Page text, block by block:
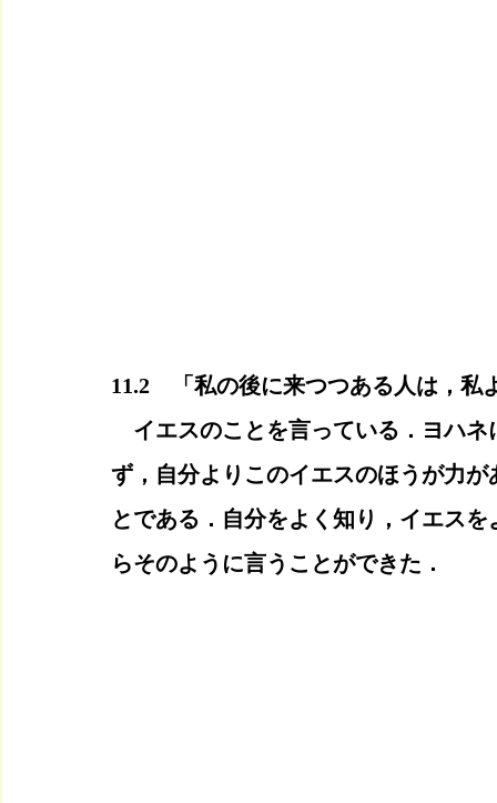
11.2　「私の後に来つつある人は，私
イエスのことを言っている．ヨハネ
ず，自分よりこのイエスのほうが力
とである．自分をよく知り，イエス
らそのように言うことができた．